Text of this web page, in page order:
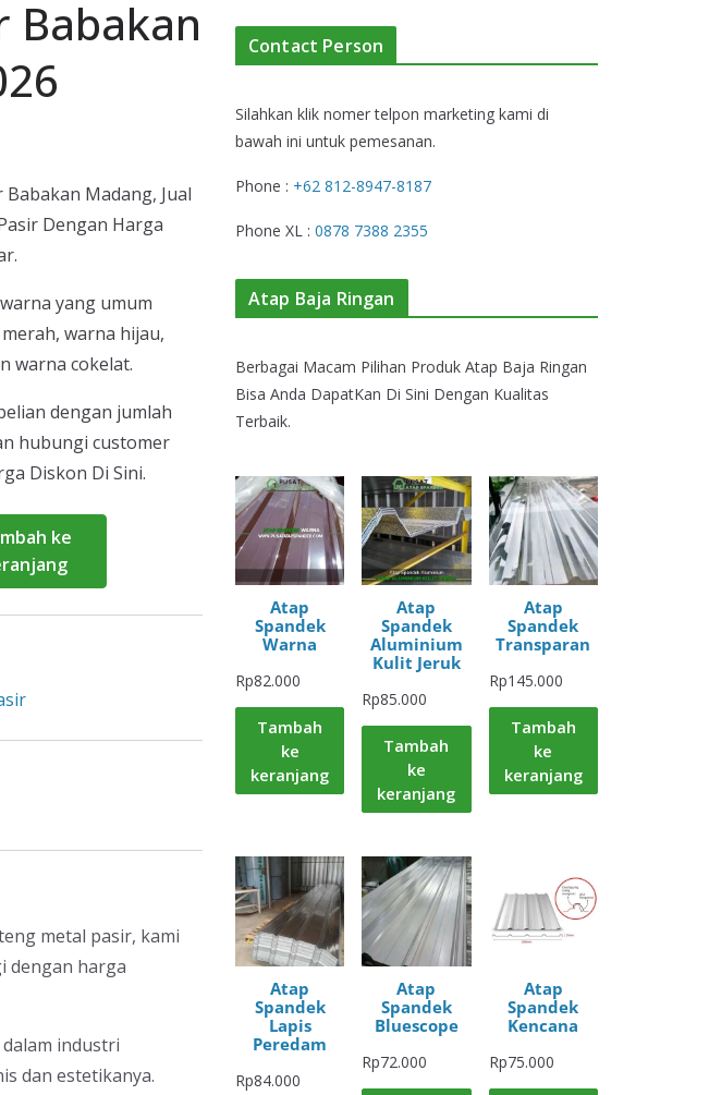
Babakan
Madang, Jual
Dengan Harga
yang umum
warna hijau,
warna cokelat.
dengan jumlah
hubungi customer
Diskon Di Sini.
ke
metal pasir, kami
dengan harga
industri
dan estetikanya.
Contact Person
Silahkan klik nomer telpon marketing kami di
bawah ini untuk pemesanan.
Phone : +62 812-8947-8187
Phone XL : 0878 7388 2355
Atap Baja Ringan
Berbagai Macam Pilihan Produk Atap Baja Ringan
Bisa Anda DapatKan Di Sini Dengan Kualitas
Terbaik.
Atap
Spandek
Warna
Rp82.000
Tambah
ke
keranjang
Atap
Spandek
Aluminium
Kulit Jeruk
Rp85.000
Tambah
ke
keranjang
Atap
Spandek
Transparan
Rp145.000
Tambah
ke
keranjang
Atap
Spandek
Lapis
Peredam
Rp84.000
Atap
Spandek
Bluescope
Rp72.000
Atap
Spandek
Kencana
Rp75.000